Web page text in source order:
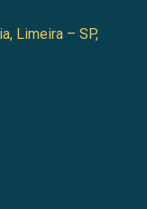
Limeira – SP,